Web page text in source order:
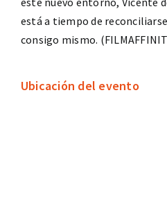
está a tiempo de
consigo mismo.
Ubicación del evento